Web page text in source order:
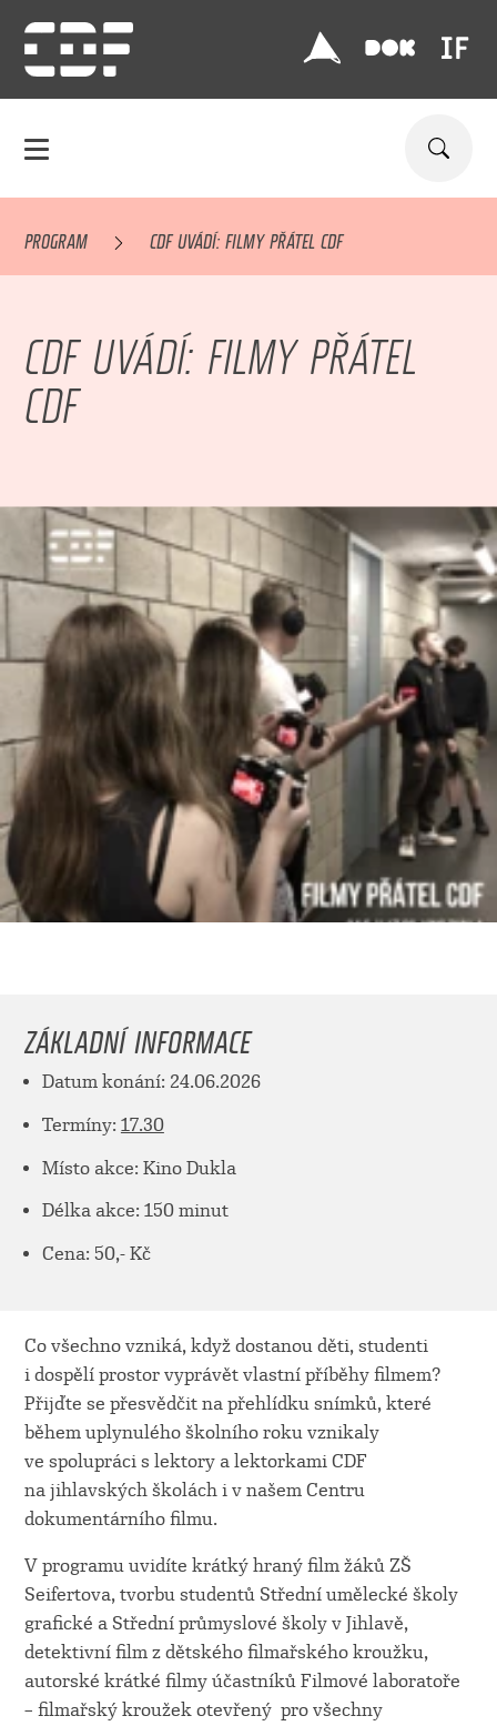
PROGRAM CDF UVÁDÍ: FILMY PŘÁTEL CDF
CDF UVÁDÍ: FILMY PŘÁTEL
CDF
ZÁKLADNÍ INFORMACE
Datum konání: 24.06.2026
Termíny: 17.30
Místo akce: Kino Dukla
Délka akce: 150 minut
Cena: 50,- Kč
Co všechno vzniká, když dostanou děti, studenti
i dospělí prostor vyprávět vlastní příběhy filmem?
Přijďte se přesvědčit na přehlídku snímků, které
během uplynulého školního roku vznikaly
ve spolupráci s lektory a lektorkami CDF
na jihlavských školách i v našem Centru
dokumentárního filmu.
V programu uvidíte krátký hraný film žáků ZŠ
Seifertova, tvorbu studentů Střední umělecké školy
grafické a Střední průmyslové školy v Jihlavě,
detektivní film z dětského filmařského kroužku,
autorské krátké filmy účastníků Filmové laboratoře
– filmařský kroužek otevřený pro všechny